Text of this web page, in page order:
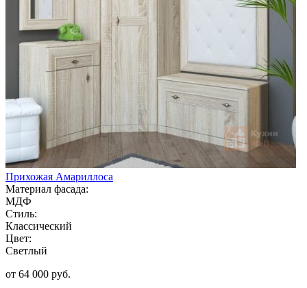
Прихожая Амариллоса
Материал фасада:
МДФ
Стиль:
Классический
Цвет:
Светлый
от 64 000 руб.